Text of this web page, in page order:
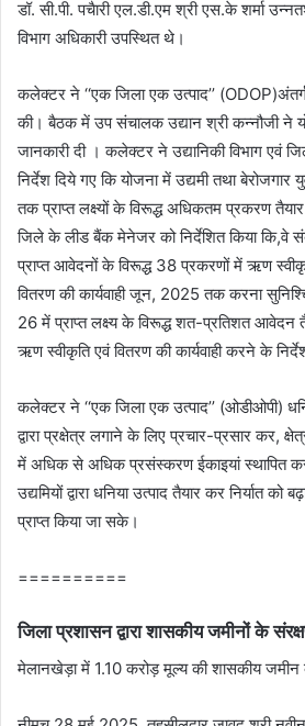
डॉ. सी.पी. पचैारी एल.डी.एम श्री एस.के शर्मा
विभाग अधिकारी उपस्थित थे।
कलेक्टर ने ‘‘एक जिला एक उत्पाद’’
की। बैठक में उप संचालक उद्यान श्री कन्नौजी ने
जानकारी दी । कलेक्टर ने उद्यानिकी विभाग एवं
निर्देश दिये गए कि योजना में उद्यमी तथा
तक प्राप्त लक्ष्यों के विरूद्ध अधिकतम प्रकरण
जिले के लीड बैंक मेनेजर को निर्देशित किया कि,वे
प्राप्त आवेदनों के विरूद्ध 38 प्रकरणों में ऋण
वितरण की कार्यवाही जून, 2025 तक करना
26 में प्राप्त लक्ष्य के विरूद्ध शत-प्रतिशत
ऋण स्वीकृति एवं वितरण की कार्यवाही करने के
कलेक्टर ने ‘‘एक जिला एक उत्पाद’’ (ओडीओपी)
द्वारा प्रक्षेत्र लगाने के लिए प्रचार-प्रसार कर,
में अधिक से अधिक प्रसंस्करण ईकाइयां स्थापित
उद्यमियों द्वारा धनिया उत्पाद तैयार कर निर्यात
प्राप्त किया जा सके।
==========
जिला प्रशासन द्वारा शासकीय जमीनों के
मेलानखेड़ा में 1.10 करोड़ मूल्‍य की शासकीय